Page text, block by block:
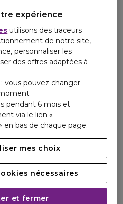
le konjac et la gomme de
en fibres épaississant au
et insolubles du nopal
en glucomannane, et en
de former un gel
Ce volume dans l’estomac
faim naturel, réduisant la faim
de grignotages et le bol
contenu dans le konjac (à
d’absorber jusqu’à 100
éponge naturelle et un
!
expérience
utilisons des traceurs
de notre site,
personnaliser les
des offres adaptées à
: vous pouvez changer
pendant 6 mois et
via le lien «
en bas de chaque page.
mes choix
nécessaires
et fermer